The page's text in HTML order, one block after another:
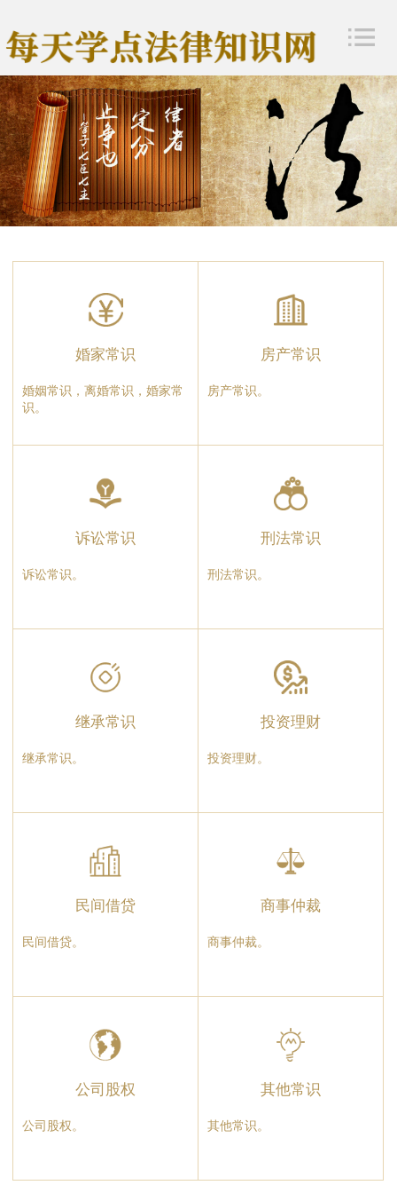
婚家常识
婚姻常识，离婚常识，婚家常
识。
房产常识
房产常识。
诉讼常识
诉讼常识。
刑法常识
刑法常识。
继承常识
继承常识。
投资理财
投资理财。
民间借贷
民间借贷。
商事仲裁
商事仲裁。
公司股权
公司股权。
其他常识
其他常识。